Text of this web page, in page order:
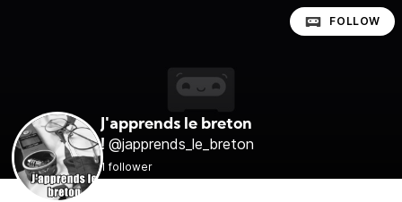
J'apprends le breton
! @japprends_le_breton
1 follower
FOLLOW